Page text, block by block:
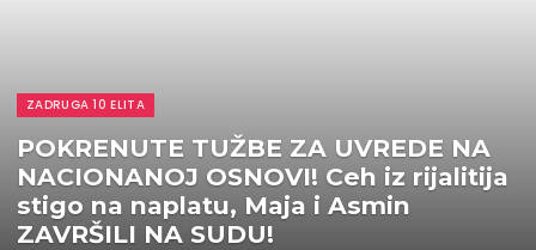
ZADRUGA 10 ELITA
POKRENUTE TUŽBE ZA UVREDE NA
NACIONANOJ OSNOVI! Ceh iz rijalitija
stigo na naplatu, Maja i Asmin
ZAVRŠILI NA SUDU!